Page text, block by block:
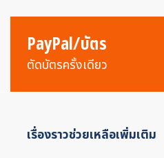
PayPal/บัตร
ตัดบัตรครั้งเดียว
เรื่องราวช่วยเหลือเพิ่มเติม